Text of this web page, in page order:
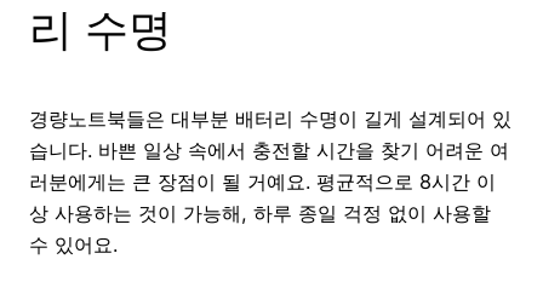
리 수명
경량노트북들은 대부분 배터리 수명이 길게 설계되어 있
습니다. 바쁜 일상 속에서 충전할 시간을 찾기 어려운 여
러분에게는 큰 장점이 될 거예요. 평균적으로 8시간 이
상 사용하는 것이 가능해, 하루 종일 걱정 없이 사용할
수 있어요.